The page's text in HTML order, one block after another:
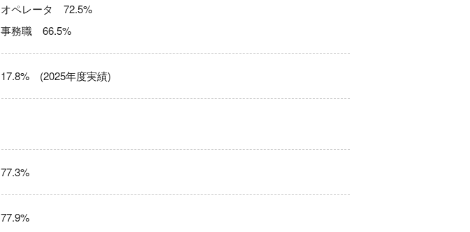
オペレータ 72.5%
事務職 66.5%
17.8% (2025年度実績)
77.3%
77.9%